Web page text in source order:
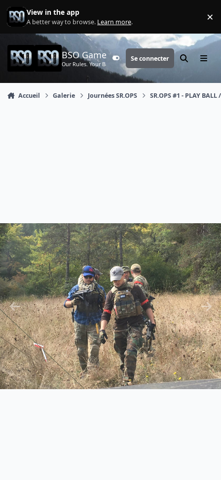
Aller au contenu
View in the app
A better way to browse. Learn more. ×
BSO Games
Our Rules. Your Battle.Customizer
Se connecter Rechercher
Menu
Accueil Galerie Journées SR.OPS SR.OPS #1 - PLAY